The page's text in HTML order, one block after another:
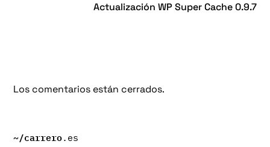
Actualización WP Super Cache 0.9.7
Los comentarios están cerrados.
~/carrero.es